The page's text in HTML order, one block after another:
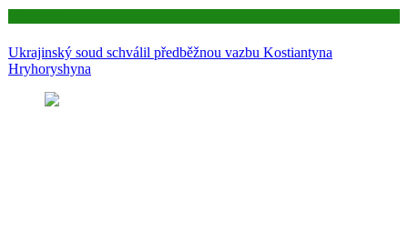
Ukrajinský soud schválil předběžnou vazbu Kostiantyna
Hryhoryshyna